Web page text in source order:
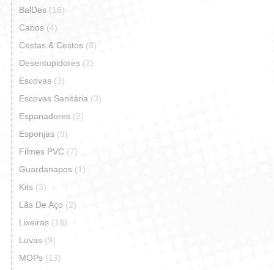
BalDes (16)
Cabos (4)
Cestas & Cestos (8)
Desentupidores (2)
Escovas (3)
Escovas Sanitária (3)
Espanadores (2)
Esponjas (9)
Filmes PVC (7)
Guardanapos (1)
Kits (3)
Lãs De Aço (2)
Lixeiras (18)
Luvas (9)
MOPs (13)